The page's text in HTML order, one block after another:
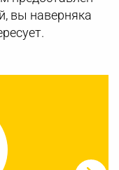
вы наверняка